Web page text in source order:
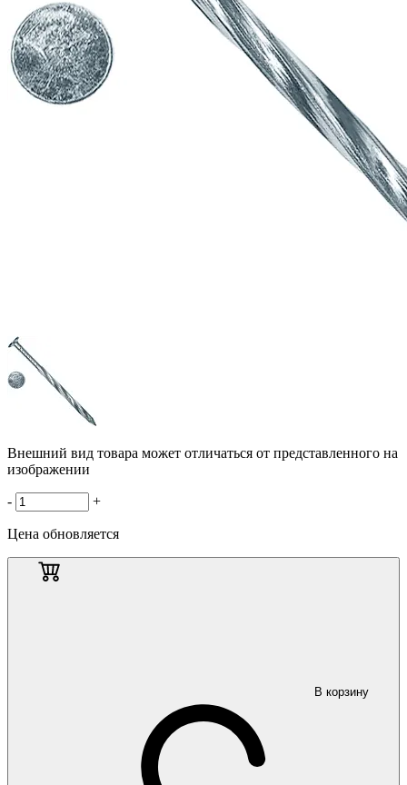
Внешний вид товара может отличаться от представленного на
изображении
- +
Цена обновляется
В корзину